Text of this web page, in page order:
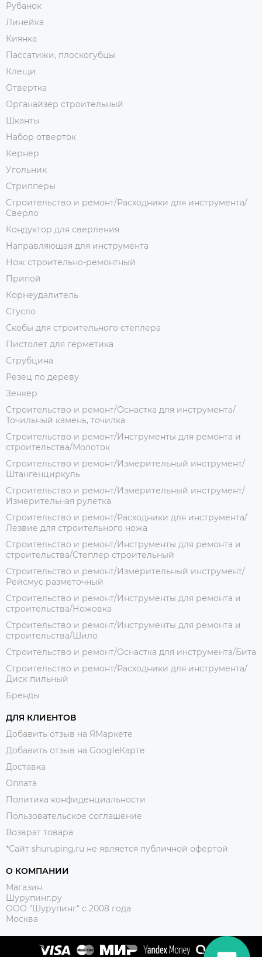
Рубанок
Линейка
Киянка
Пассатижи, плоскогубцы
Клещи
Отвертка
Органайзер строительный
Шканты
Набор отверток
Кернер
Угольник
Стрипперы
Строительство и ремонт/Расходники для инструмента/
Сверло
Кондуктор для сверления
Направляющая для инструмента
Нож строительно-ремонтный
Припой
Корнеудалитель
Стусло
Скобы для строительного степлера
Пистолет для герметика
Струбцина
Резец по дереву
Зенкер
Строительство и ремонт/Оснастка для инструмента/
Точильный камень, точилка
Строительство и ремонт/Инструменты для ремонта и
строительства/Молоток
Строительство и ремонт/Измерительный инструмент/
Штангенциркуль
Строительство и ремонт/Измерительный инструмент/
Измерительная рулетка
Строительство и ремонт/Расходники для инструмента/
Лезвие для строительного ножа
Строительство и ремонт/Инструменты для ремонта и
строительства/Степлер строительный
Строительство и ремонт/Измерительный инструмент/
Рейсмус разметочный
Строительство и ремонт/Инструменты для ремонта и
строительства/Ножовка
Строительство и ремонт/Инструменты для ремонта и
строительства/Шило
Строительство и ремонт/Оснастка для инструмента/Бита
Строительство и ремонт/Расходники для инструмента/
Диск пильный
Бренды
ДЛЯ КЛИЕНТОВ
Добавить отзыв на ЯМаркете
Добавить отзыв на GoogleКарте
Доставка
Оплата
Политика конфиденциальности
Пользовательское соглашение
Возврат товара
*Сайт shuruping.ru не является публичной офертой
О КОМПАНИИ
Магазин
Шурупинг.ру
ООО "Шурупинг" с 2008 года
Москва